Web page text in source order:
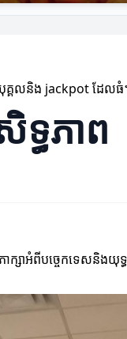
គ្គលនិង jackpot ដែលធំ
ធភាព
ាអំពីបច្ចេកទេសនិងយុទ្